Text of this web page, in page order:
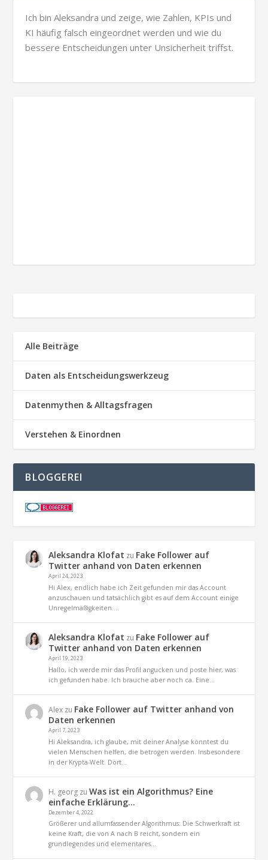
Ich bin Aleksandra und zeige, wie Zahlen, KPIs und
KI häufig falsch eingeordnet werden und wie du
bessere Entscheidungen unter Unsicherheit triffst.
Alle Beiträge
Daten als Entscheidungswerkzeug
Datenmythen & Alltagsfragen
Verstehen & Einordnen
BLOGGEREI
Aleksandra Klofat zu Fake Follower auf
Twitter anhand von Daten erkennen
April 24, 2023
Hi Alex, endlich habe ich Zeit gefunden mir das Account
anzuschauen und tatsächlich gibt es auf dem Account einige
Unregelmäßigkeiten.…
Aleksandra Klofat zu Fake Follower auf
Twitter anhand von Daten erkennen
April 19, 2023
Hallo, ich werde mir das Profil angucken und poste hier, was
ich gefunden habe. Ich brauche aber noch ca. Eine…
Alex zu Fake Follower auf Twitter anhand von
Daten erkennen
April 7, 2023
Hi Aleksandra, ich glaube, mit deiner Analyse könntest du
vielen Menschen helfen, die betrogen werden. Insbesondere
in der Krypta-Welt. Dort…
H. georg zuWas ist ein Algorithmus? Eine
einfache Erklärung…
Dezember 4, 2022
Größerer und allumfassender Algorithmus: Die Schwerkraft ist
keine Kraft, die von A nach B reicht, sondern ein
grundlegendes und elementares…